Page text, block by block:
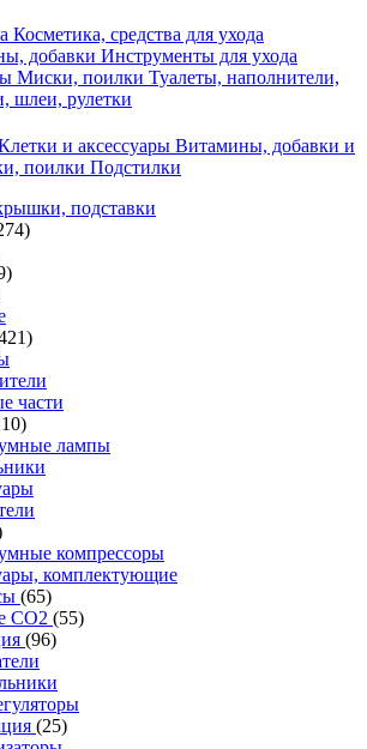
Косметика, средства для ухода
добавки Инструменты для ухода
Миски, поилки Туалеты, наполнители,
шлеи, рулетки
и аксессуары Витамины, добавки и
поилки Подстилки
подставки
части
лампы
компрессоры
комплектующие
(65)
CO2 (55)
(96)
(25)